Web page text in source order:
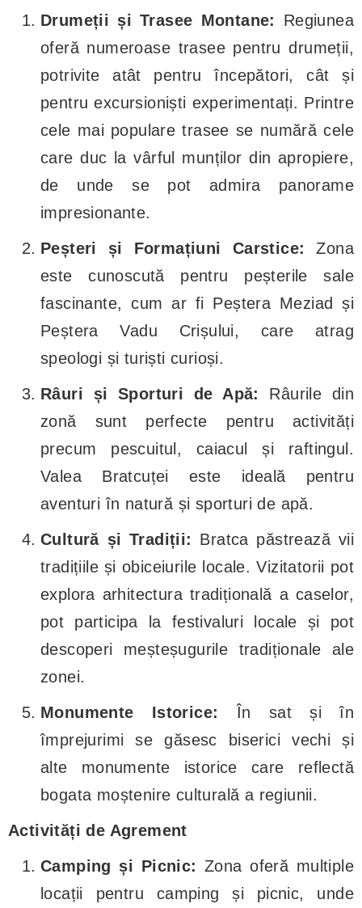
Drumeții și Trasee Montane:
Regiunea
oferă numeroase trasee pentru drumeții,
potrivite atât pentru începători, cât și
pentru excursioniști experimentați. Printre
cele mai populare trasee se numără cele
care duc la vârful munților din apropiere,
de unde se pot admira panorame
impresionante.
Peșteri și Formațiuni Carstice:
Zona
este cunoscută pentru peșterile sale
fascinante, cum ar fi Peștera Meziad și
Peștera Vadu Crișului, care atrag
speologi și turiști curioși.
Râuri și Sporturi de Apă:
Râurile din
zonă sunt perfecte pentru activități
precum pescuitul, caiacul și raftingul.
Valea Bratcuței este ideală pentru
aventuri în natură și sporturi de apă.
Cultură și Tradiții: Bratca păstrează vii
tradițiile și obiceiurile locale. Vizitatorii pot
explora arhitectura tradițională a caselor,
pot participa la festivaluri locale și pot
descoperi meșteșugurile tradiționale ale
zonei.
Monumente Istorice:
În sat și în
împrejurimi se găsesc biserici vechi și
alte monumente istorice care reflectă
bogata moștenire culturală a regiunii.
Activități de Agrement
Camping și Picnic: Zona oferă multiple
locații pentru camping și picnic, unde